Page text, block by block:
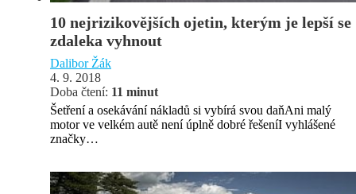
10 nejrizikovějších ojetin, kterým je lepší se
zdaleka vyhnout
Dalibor Žák
4. 9. 2018
Doba čtení: 11 minut
Šetření a osekávání nákladů si vybírá svou daňAni malý
motor ve velkém autě není úplně dobré řešeníI vyhlášené
značky…